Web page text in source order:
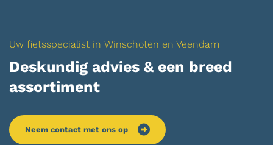
Uw fietsspecialist in Winschoten en Veendam
Deskundig advies & een breed
assortiment
Neem contact met ons op